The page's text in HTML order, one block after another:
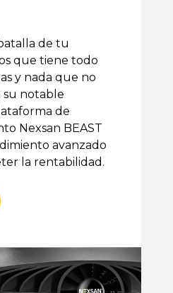
de tu
que tiene todo
y nada que no
su notable
de
Nexsan BEAST
avanzado
la rentabilidad.